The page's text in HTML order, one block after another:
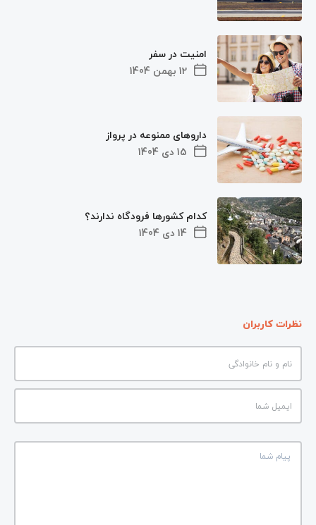
12 بهمن 1404
امنیت در سفر
15 دی 1404
داروهای ممنوعه در پرواز
14 دی 1404
کدام کشورها فرودگاه ندارند؟
نظرات کاربران